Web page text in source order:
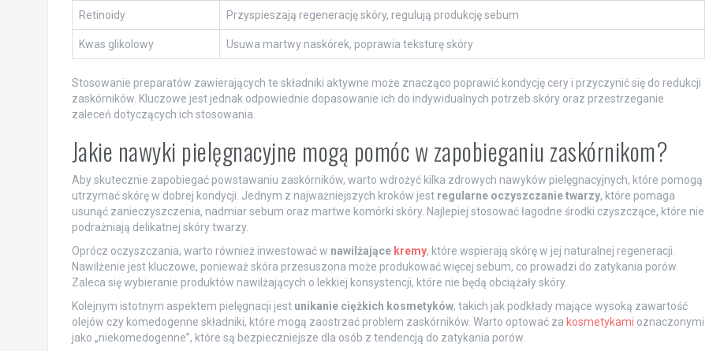
Retinoidy Przyspieszają regenerację skóry, regulują produkcję sebum
Kwas glikolowy Usuwa martwy naskórek, poprawia teksturę skóry
Stosowanie preparatów zawierających te składniki aktywne może znacząco poprawić kondycję cery i przyczynić się do redukcji
zaskórników. Kluczowe jest jednak odpowiednie dopasowanie ich do indywidualnych potrzeb skóry oraz przestrzeganie
zaleceń dotyczących ich stosowania.
Jakie nawyki pielęgnacyjne mogą pomóc w zapobieganiu zaskórnikom?
Aby skutecznie zapobiegać powstawaniu zaskórników, warto wdrożyć kilka zdrowych nawyków pielęgnacyjnych, które pomogą
utrzymać skórę w dobrej kondycji. Jednym z najważniejszych kroków jest regularne oczyszczanie twarzy, które pomaga
usunąć zanieczyszczenia, nadmiar sebum oraz martwe komórki skóry. Najlepiej stosować łagodne środki czyszczące, które nie
podrażniają delikatnej skóry twarzy.
Oprócz oczyszczania, warto również inwestować w nawilżające kremy, które wspierają skórę w jej naturalnej regeneracji.
Nawilżenie jest kluczowe, ponieważ skóra przesuszona może produkować więcej sebum, co prowadzi do zatykania porów.
Zaleca się wybieranie produktów nawilżających o lekkiej konsystencji, które nie będą obciążały skóry.
Kolejnym istotnym aspektem pielęgnacji jest unikanie ciężkich kosmetyków, takich jak podkłady mające wysoką zawartość
olejów czy komedogenne składniki, które mogą zaostrzać problem zaskórników. Warto optować za kosmetykami oznaczonymi
jako „niekomedogenne”, które są bezpieczniejsze dla osób z tendencją do zatykania porów.